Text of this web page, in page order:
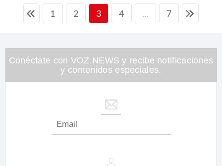
1 2 3 4 … 7
Conéctate con VOZ NEWS y recibe notificaciones
y contenidos especiales.